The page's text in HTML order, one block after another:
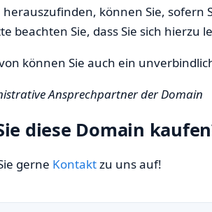
herauszufinden, können Sie,
beachten Sie, dass Sie sich
können Sie auch ein
Ansprechpartner der Domain
diese Domain
gerne Kontaktzu uns auf!